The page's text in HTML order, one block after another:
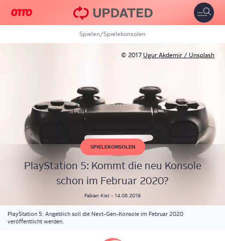
Toggle
Spielen/Spielekonsolen
© 2017 Ugur Akdemir / Unsplash
SPIELEKONSOLEN
Play­Sta­ti­on 5: Kommt die neu Kon­so­le
schon im Febru­ar 2020?
Fabian Kist - 14.08.2019
PlayStation 5: Angeblich soll die Next-Gen-Konsole im Februar 2020
veröffentlicht werden.